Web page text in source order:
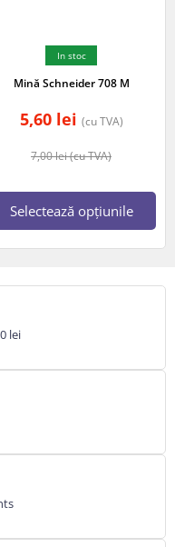
In stoc
Mină Schneider 708 M
7,00lei(cu TVA)
5,60 lei (cu TVA)
Selectează opțiunile
lei